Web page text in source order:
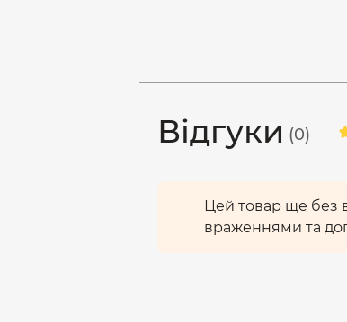
Відгуки (0)
Цей товар ще без
враженнями та